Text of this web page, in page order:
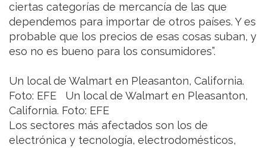
ciertas categorías de mercancía de las que
dependemos para importar de otros países. Y es
probable que los precios de esas cosas suban, y
eso no es bueno para los consumidores”.
Un local de Walmart en Pleasanton, California.
Foto: EFE Un local de Walmart en Pleasanton,
California. Foto: EFE
Los sectores más afectados son los de
electrónica y tecnología, electrodomésticos,